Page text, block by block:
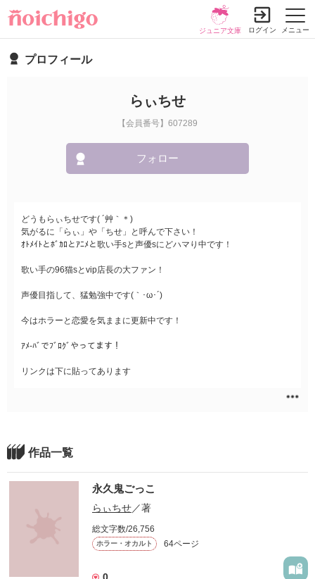
メニュー
ジュニア文庫 ログイン
プロフィール
らぃちせ
【会員番号】607289
フォロー
どうもらぃちせです( ´艸｀＊)
気がるに「らぃ」や「ちせ」と呼んで下さい！
ｵﾄﾒｲﾄとﾎﾞｶﾛとｱﾆﾒと歌い手sと声優sにどハマり中です！
歌い手の96猫sとvip店長の大ファン！
声優目指して、猛勉強中です(｀･ω･´)
今はホラーと恋愛を気ままに更新中です！
ｱﾒ-ﾊﾞでﾌﾞﾛｸﾞやってます！
リンクは下に貼ってあります
作品一覧
永久鬼ごっこ
らぃちせ／著
総文字数/26,756
ホラー・オカルト 64ページ